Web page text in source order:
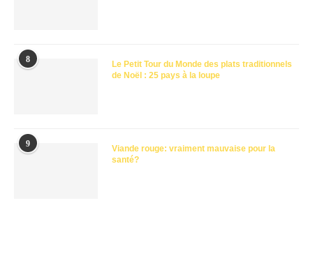
8
Le Petit Tour du Monde des plats traditionnels
de Noël : 25 pays à la loupe
9
Viande rouge: vraiment mauvaise pour la
santé?